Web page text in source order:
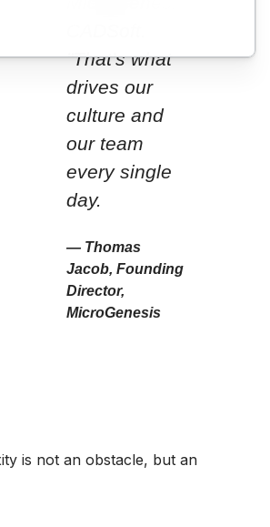
"That's what
drives our
culture and
our team
every single
day.
— Thomas
Jacob, Founding
Director,
MicroGenesis
is not an obstacle, but an